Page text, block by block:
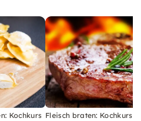
Kochkurs Fleisch braten: Kochkurs